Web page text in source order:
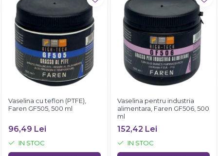
Vaselina cu teflon (PTFE),
Faren GF505, 500 ml
96,49 Lei
IN STOC
Vaselina pentru industria
alimentara, Faren GF506, 500
ml
152,42 Lei
IN STOC